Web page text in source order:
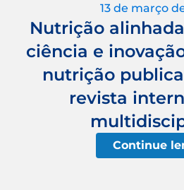
13 de março
Nutrição
ciência e
nutrição
revista
Continue